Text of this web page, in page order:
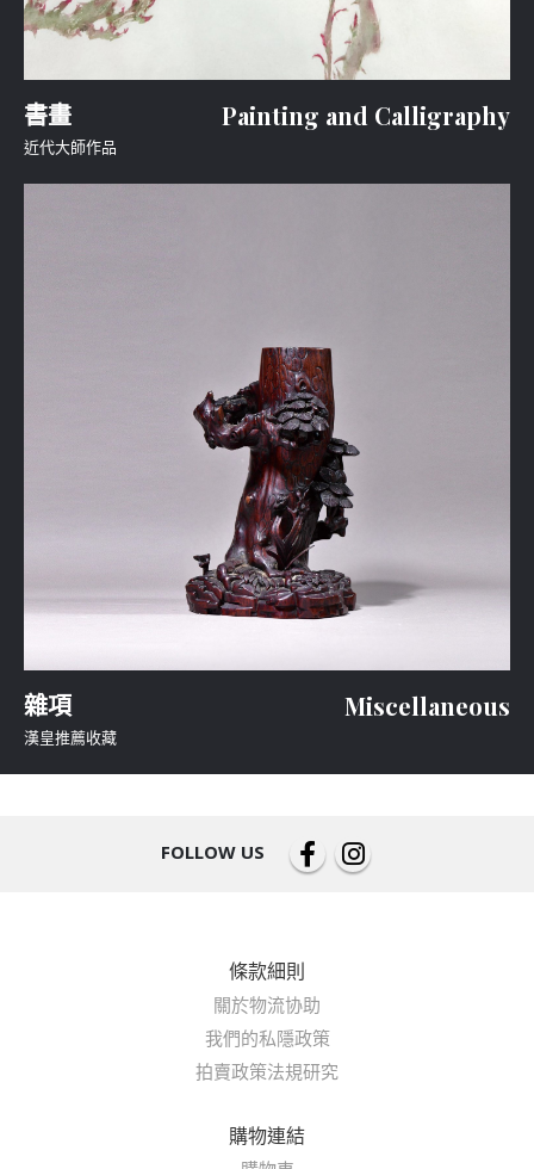
書畫 Painting and Calligraphy
近代大師作品
雜項 Miscellaneous
漢皇推薦收藏
FOLLOW US
條款細則
關於物流协助
我們的私隱政策
拍賣政策法規研究
購物連結